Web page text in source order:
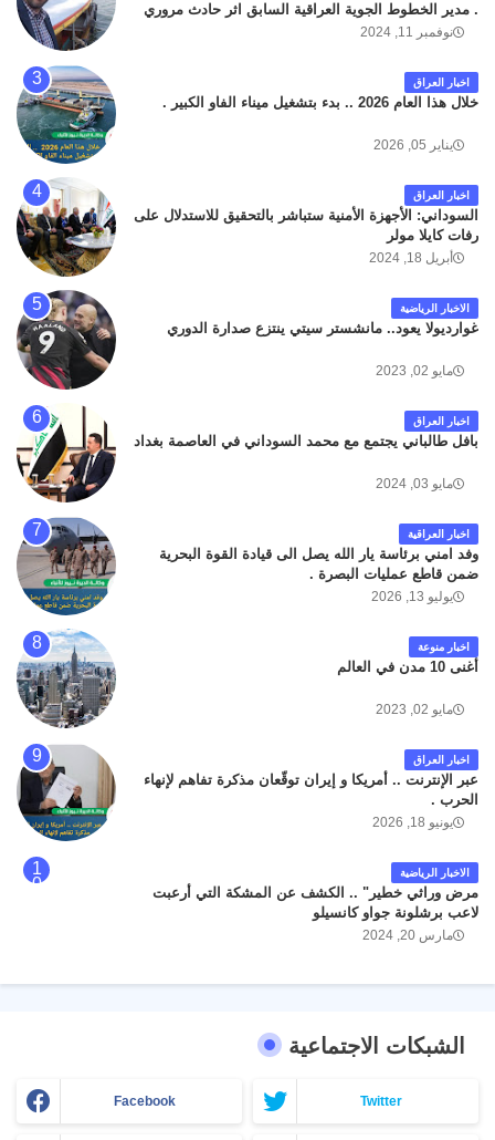
. مدير الخطوط الجوية العراقية السابق اثر حادث مروري
داخل مطار البصرة الدولي اليوم الاثنين على الطريق
كان سبب الحادث يعود لتصادم عجلته مع عجلة نوع كيا بنكو
تابعة لشركة الهلال الماسكة لإعمار مطار البصرة الدولي .
سائلين الله عز وجل ان يتغمد الفقيد بواسع رحمته ، و انا
نوفمبر 11, 2024
اخبار العراق
خلال هذا العام 2026 .. بدء بتشغيل ميناء الفاو الكبير .
يناير 05, 2026
اخبار العراق
السوداني: الأجهزة الأمنية ستباشر بالتحقيق للاستدلال على
رفات كايلا مولر
أبريل 18, 2024
الاخبار الرياضية
غوارديولا يعود.. مانشستر سيتي ينتزع صدارة الدوري
مايو 02, 2023
اخبار العراق
بافل طالباني يجتمع مع محمد السوداني في العاصمة بغداد
مايو 03, 2024
اخبار العراقية
وفد امني برئاسة يار الله يصل الى قيادة القوة البحرية
ضمن قاطع عمليات البصرة .
يوليو 13, 2026
اخبار منوعة
أغنى 10 مدن في العالم
مايو 02, 2023
اخبار العراق
عبر الإنترنت .. أمريكا و إيران توقّعان مذكرة تفاهم لإنهاء
الحرب .
يونيو 18, 2026
الاخبار الرياضية
مرض وراثي خطير" .. الكشف عن المشكة التي أرعبت
لاعب برشلونة جواو كانسيلو
مارس 20, 2024
الشبكات الاجتماعية
Facebook Twitter